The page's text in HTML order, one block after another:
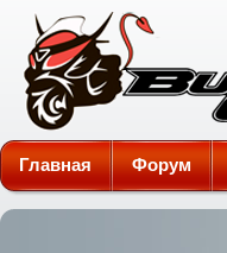
Burgman-Club
Главная Форум